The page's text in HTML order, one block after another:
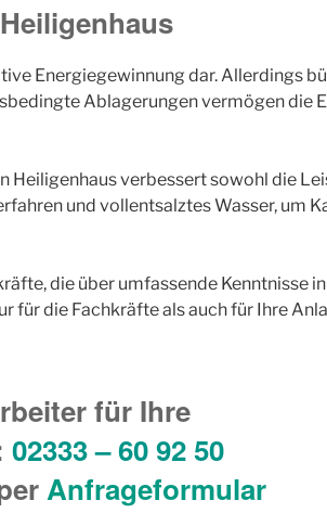
Energiegewinnung dar. Allerdings
Ablagerungen vermögen die
verbessert sowohl die
und vollentsalztes Wasser, um
die über umfassende Kenntnisse
für die Fachkräfte als auch für Ihre
für Ihre
02333 – 60 92 50
Anfrageformular